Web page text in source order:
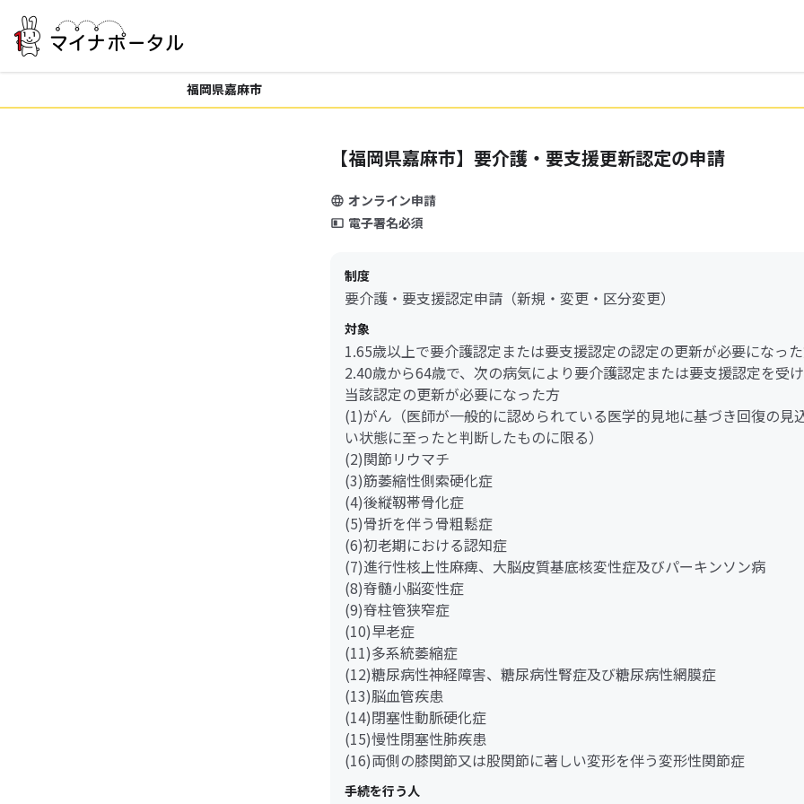
福岡県嘉麻市
【福岡県嘉麻市】要介護・要支援更新認定の申請
オンライン申請
電子署名必須
制度
要介護・要支援認定申請（新規・変更・区分変更）
対象
1.65歳以上で要介護認定または要支援認定の認定の更新が必要になっ
2.40歳から64歳で、次の病気により要介護認定または要支援認定を受
当該認定の更新が必要になった方
(1)がん（医師が一般的に認められている医学的見地に基づき回復の見
い状態に至ったと判断したものに限る）
(2)関節リウマチ
(3)筋萎縮性側索硬化症
(4)後縦靱帯骨化症
(5)骨折を伴う骨粗鬆症
(6)初老期における認知症
(7)進行性核上性麻痺、大脳皮質基底核変性症及びパーキンソン病
(8)脊髄小脳変性症
(9)脊柱管狭窄症
(10)早老症
(11)多系統萎縮症
(12)糖尿病性神経障害、糖尿病性腎症及び糖尿病性網膜症
(13)脳血管疾患
(14)閉塞性動脈硬化症
(15)慢性閉塞性肺疾患
(16)両側の膝関節又は股関節に著しい変形を伴う変形性関節症
手続を行う人